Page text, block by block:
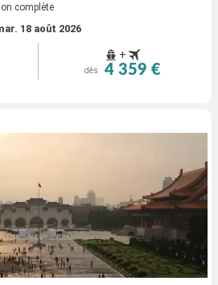
complète
18 août 2026
+
dès 4 359 €